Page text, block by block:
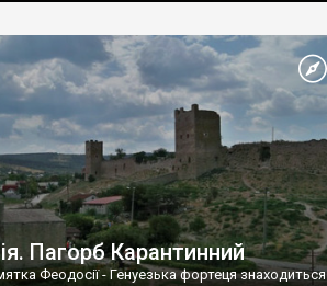
Пагорб Карантинний
Феодосії - Генуезька фортеця знаходиться